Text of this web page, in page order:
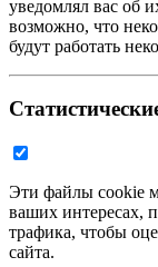
уведомлял вас об
возможно, что
будут работать
Эти файлы cookie
ваших интересах,
трафика, чтобы
сайта.